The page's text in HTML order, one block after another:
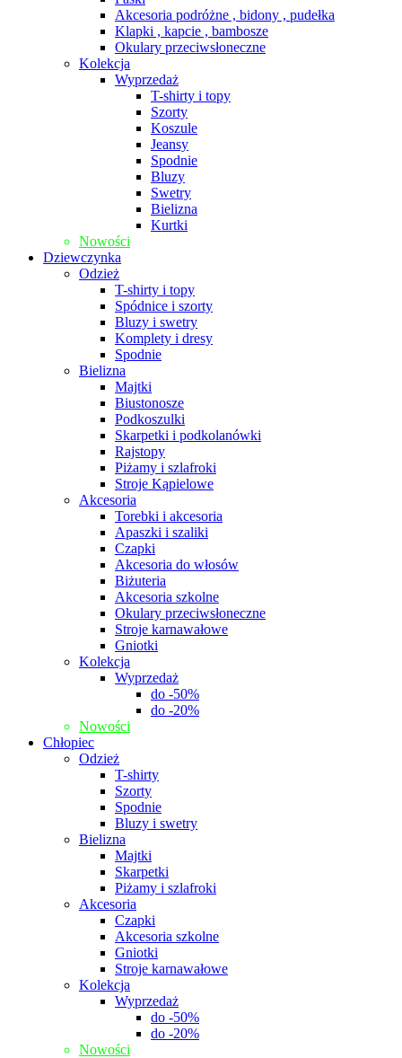
Akcesoria podróżne , bidony , pudełka
Klapki , kapcie , bambosze
Okulary przeciwsłoneczne
Kolekcja
Wyprzedaż
T-shirty i topy
Szorty
Koszule
Jeansy
Spodnie
Bluzy
Swetry
Bielizna
Kurtki
Nowości
Dziewczynka
Odzież
T-shirty i topy
Spódnice i szorty
Bluzy i swetry
Komplety i dresy
Spodnie
Bielizna
Majtki
Biustonosze
Podkoszulki
Skarpetki i podkolanówki
Rajstopy
Piżamy i szlafroki
Stroje Kąpielowe
Akcesoria
Torebki i akcesoria
Apaszki i szaliki
Czapki
Akcesoria do włosów
Biżuteria
Akcesoria szkolne
Okulary przeciwsłoneczne
Stroje karnawałowe
Gniotki
Kolekcja
Wyprzedaż
do -50%
do -20%
Nowości
Chłopiec
Odzież
T-shirty
Szorty
Spodnie
Bluzy i swetry
Bielizna
Majtki
Skarpetki
Piżamy i szlafroki
Akcesoria
Czapki
Akcesoria szkolne
Gniotki
Stroje karnawałowe
Kolekcja
Wyprzedaż
do -50%
do -20%
Nowości